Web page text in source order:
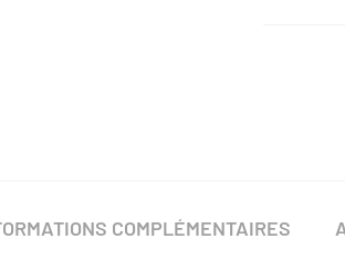
COMPLÉMENTAIRES